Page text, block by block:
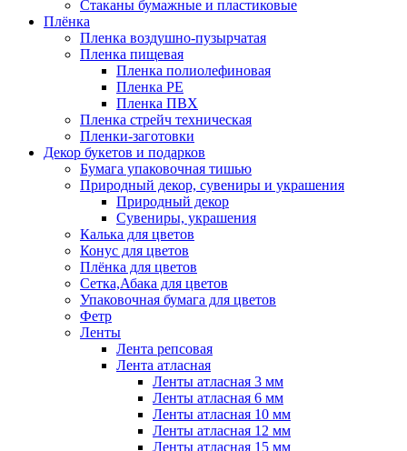
Стаканы бумажные и пластиковые
Плёнка
Пленка воздушно-пузырчатая
Пленка пищевая
Пленка полиолефиновая
Пленка PE
Пленка ПВХ
Пленка стрейч техническая
Пленки-заготовки
Декор букетов и подарков
Бумага упаковочная тишью
Природный декор, сувениры и украшения
Природный декор
Сувениры, украшения
Калька для цветов
Конус для цветов
Плёнка для цветов
Сетка,Абака для цветов
Упаковочная бумага для цветов
Фетр
Ленты
Лента репсовая
Лента атласная
Ленты атласная 3 мм
Ленты атласная 6 мм
Ленты атласная 10 мм
Ленты атласная 12 мм
Ленты атласная 15 мм